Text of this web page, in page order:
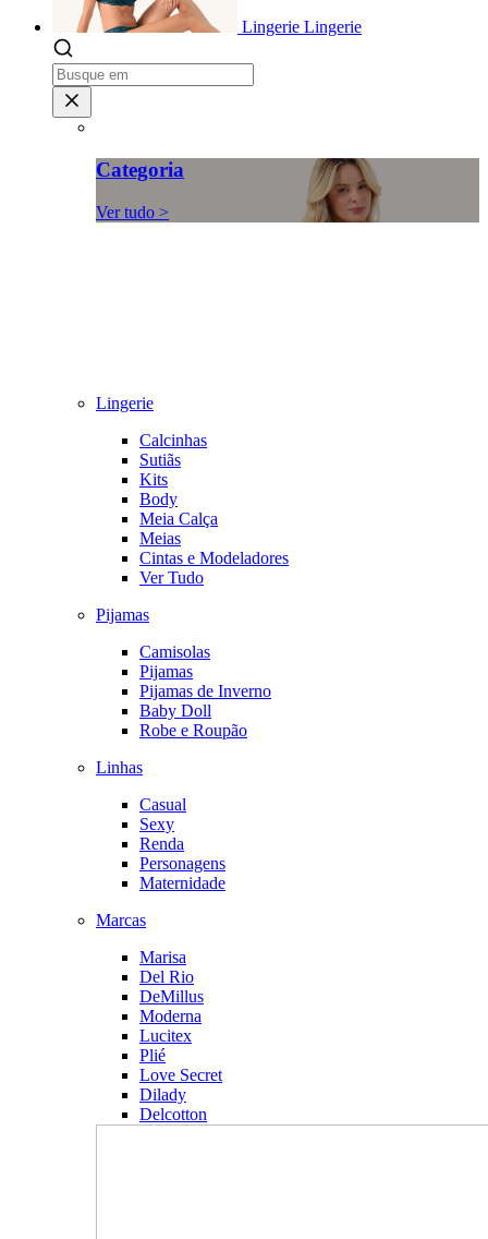
Lingerie Lingerie
Categoria
Ver tudo >
Lingerie
Calcinhas
Sutiãs
Kits
Body
Meia Calça
Meias
Cintas e Modeladores
Ver Tudo
Pijamas
Camisolas
Pijamas
Pijamas de Inverno
Baby Doll
Robe e Roupão
Linhas
Casual
Sexy
Renda
Personagens
Maternidade
Marcas
Marisa
Del Rio
DeMillus
Moderna
Lucitex
Plié
Love Secret
Dilady
Delcotton